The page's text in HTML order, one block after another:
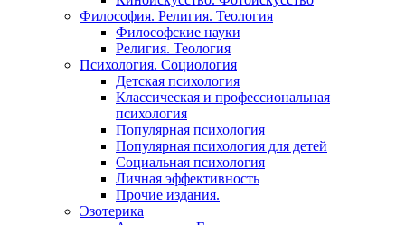
Философия. Религия. Теология
Философские науки
Религия. Теология
Психология. Социология
Детская психология
Классическая и профессиональная
психология
Популярная психология
Популярная психология для детей
Социальная психология
Личная эффективность
Прочие издания.
Эзотерика